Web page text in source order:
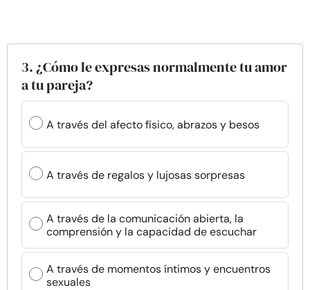
3. ¿Cómo le expresas normalmente tu amor
a tu pareja?
A través del afecto físico, abrazos y besos
A través de regalos y lujosas sorpresas
A través de la comunicación abierta, la
comprensión y la capacidad de escuchar
A través de momentos íntimos y encuentros
sexuales